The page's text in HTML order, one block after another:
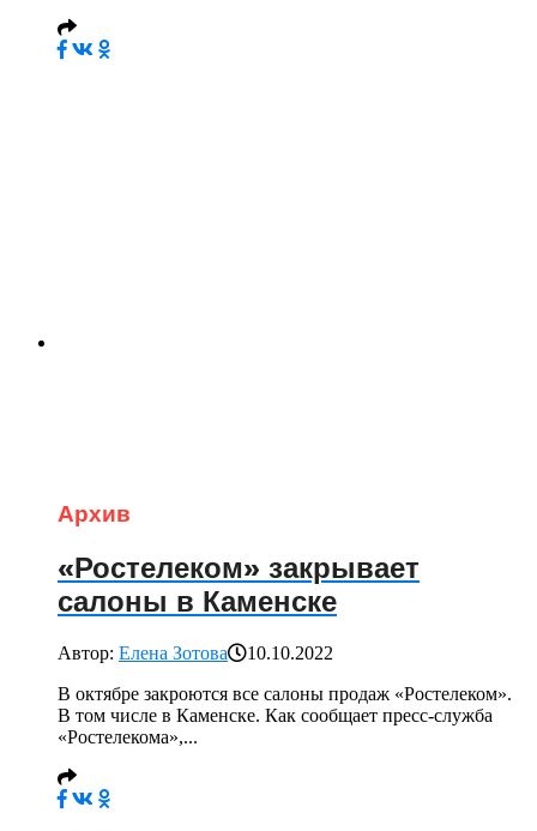
Архив
«Ростелеком» закрывает
салоны в Каменске
Автор: Елена Зотова
10.10.2022
В октябре закроются все салоны продаж «Ростелеком».
В том числе в Каменске. Как сообщает пресс-служба
«Ростелекома»,...